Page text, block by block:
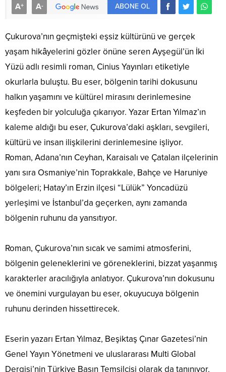
A+ A- ABONE OL
Çukurova’nın geçmişteki eşsiz kültürünü ve gerçek
yaşam hikâyelerini gözler önüne seren Ayşegül’ün İki
Yüzü adlı resimli roman, Cinius Yayınları etiketiyle
okurlarla buluştu. Bu eser, bölgenin tarihi dokusunu
halkın yaşamını ve kültürel mirasını derinlemesine
keşfeden bir yolculuğa çıkarıyor. Yazar Ertan Yılmaz’ın
kaleme aldığı bu eser, Çukurova’daki aşkları, sevgileri,
kültürü ve insan ilişkilerini derinlemesine işliyor.
Roman, Adana’nın Ceyhan, Karaisalı ve Çatalan ilçelerinin
yanı sıra Osmaniye’nin Toprakkale, Bahçe ve Haruniye
bölgeleri; Hatay’ın Erzin ilçesi “Lülük” Yoncadüzü
yerleşimi ve İstanbul’da geçerken, aynı zamanda
bölgenin ruhunu da yansıtıyor.
Roman, Çukurova’nın sıcak ve samimi atmosferini,
bölgenin geleneklerini ve göreneklerini, bizzat yaşanmış
karakterler aracılığıyla anlatıyor. Çukurova’nın dokusunu
ve önemini vurgulayan bu eser, okuyucuya bölgenin
ruhunu derinden hissettirecek.
Eserin yazarı Ertan Yılmaz, Beşiktaş Çınar Gazetesi’nin
Genel Yayın Yönetmeni ve uluslararası Multi Global
Dergisi’nin Türkiye Basın Temsilcisi olarak da tanınıyor.